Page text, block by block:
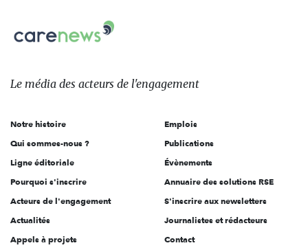
sur:
Carenews,
Le
des
l'engagement
Le média des acteurs de l'engagement
Notre histoire
Qui sommes-nous ?
Ligne éditoriale
Pourquoi s'inscrire
Acteurs de l'engagement
Actualités
Appels à projets
Emplois
Publications
Évènements
Annuaire des solutions RSE
S'inscrire aux newsletters
Journalistes et rédacteurs
Contact